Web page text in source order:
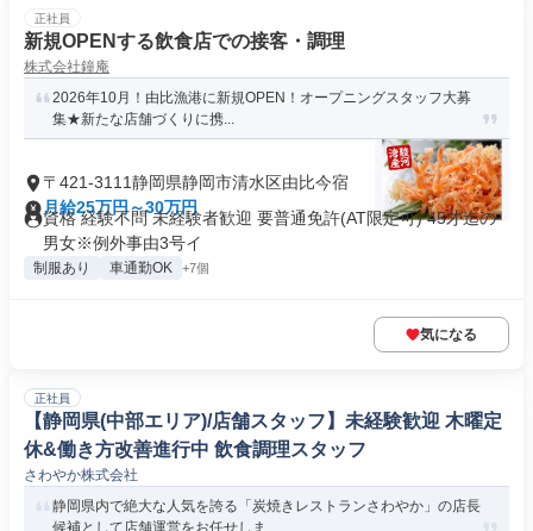
正社員
新規OPENする飲食店での接客・調理
株式会社鐘庵
2026年10月！由比漁港に新規OPEN！オープニングスタッフ大募
集★新たな店舗づくりに携...
〒421-3111静岡県静岡市清水区由比今宿
月給25万円～30万円
資格 経験不問 未経験者歓迎 要普通免許(AT限定可) 45才迄の
男女※例外事由3号イ
制服あり 車通勤OK +7個
気になる
正社員
【静岡県(中部エリア)/店舗スタッフ】未経験歓迎 木曜定
休&働き方改善進行中 飲食調理スタッフ
さわやか株式会社
静岡県内で絶大な人気を誇る「炭焼きレストランさわやか」の店長
候補として店舗運営をお任せしま...